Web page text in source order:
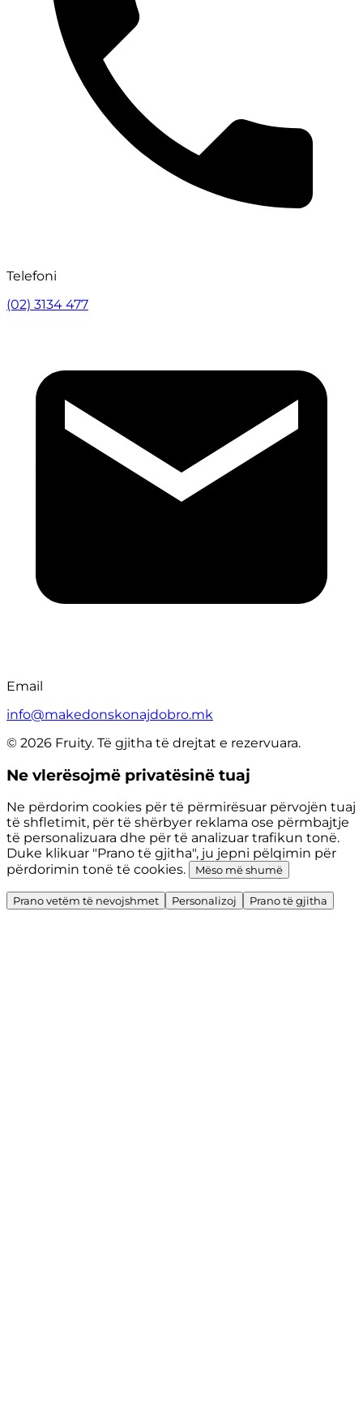
Telefoni
(02) 3134 477
Email
info@makedonskonajdobro.mk
© 2026 Fruity. Të gjitha të drejtat e rezervuara.
Ne vlerësojmë privatësinë tuaj
Ne përdorim cookies për të përmirësuar përvojën tuaj
të shfletimit, për të shërbyer reklama ose përmbajtje
të personalizuara dhe për të analizuar trafikun tonë.
Duke klikuar "Prano të gjitha", ju jepni pëlqimin për
përdorimin tonë të cookies.
Mëso më shumë
Prano vetëm të nevojshmet Personalizoj Prano të gjitha